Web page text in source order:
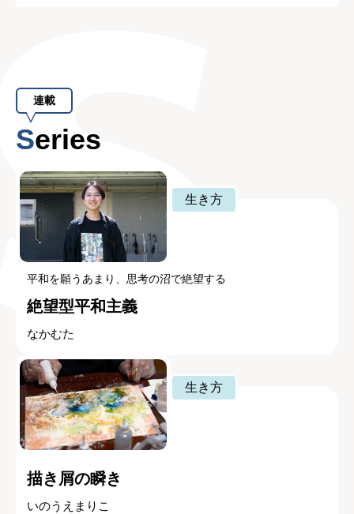
連載
Series
生き方
平和を願うあまり、思考の沼で絶望する
絶望型平和主義
なかむた
生き方
描き屑の瞬き
いのうえまりこ